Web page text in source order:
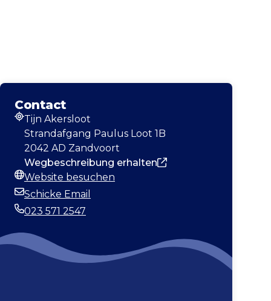
Contact
Adresse
Tijn Akersloot
Strandafgang Paulus Loot 1B
2042 AD Zandvoort
Wegbeschreibung erhalten
Webseite
Website besuchen
E-Mail-Adresse
Schicke Email
023 571 2547